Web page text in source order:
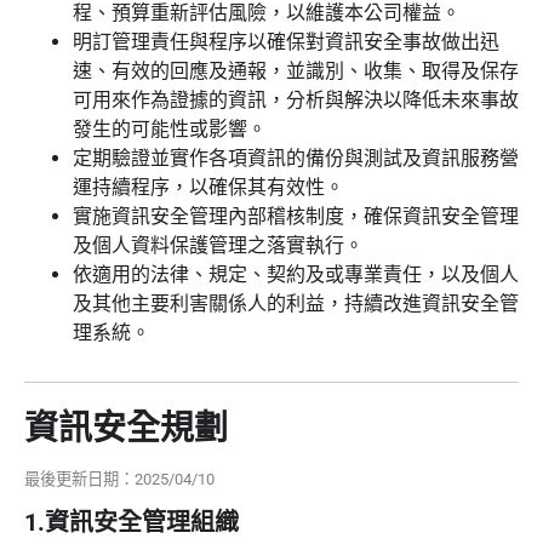
程、預算重新評估風險，以維護本公司權益。
明訂管理責任與程序以確保對資訊安全事故做出迅
速、有效的回應及通報，並識別、收集、取得及保存
可用來作為證據的資訊，分析與解決以降低未來事故
發生的可能性或影響。
定期驗證並實作各項資訊的備份與測試及資訊服務營
運持續程序，以確保其有效性。
實施資訊安全管理內部稽核制度，確保資訊安全管理
及個人資料保護管理之落實執行。
依適用的法律、規定、契約及或專業責任，以及個人
及其他主要利害關係人的利益，持續改進資訊安全管
理系統。
資訊安全規劃
最後更新日期：2025/04/10
1.資訊安全管理組織